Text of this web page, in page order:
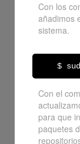
Con los
añadimos
sistema.
$
Con el
para que
paquetes